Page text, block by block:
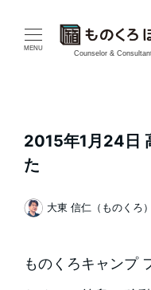
MENU
Counselor &
2015年1月24日
た
著
大東 信仁（ものくろ）
ものくろキャンプ